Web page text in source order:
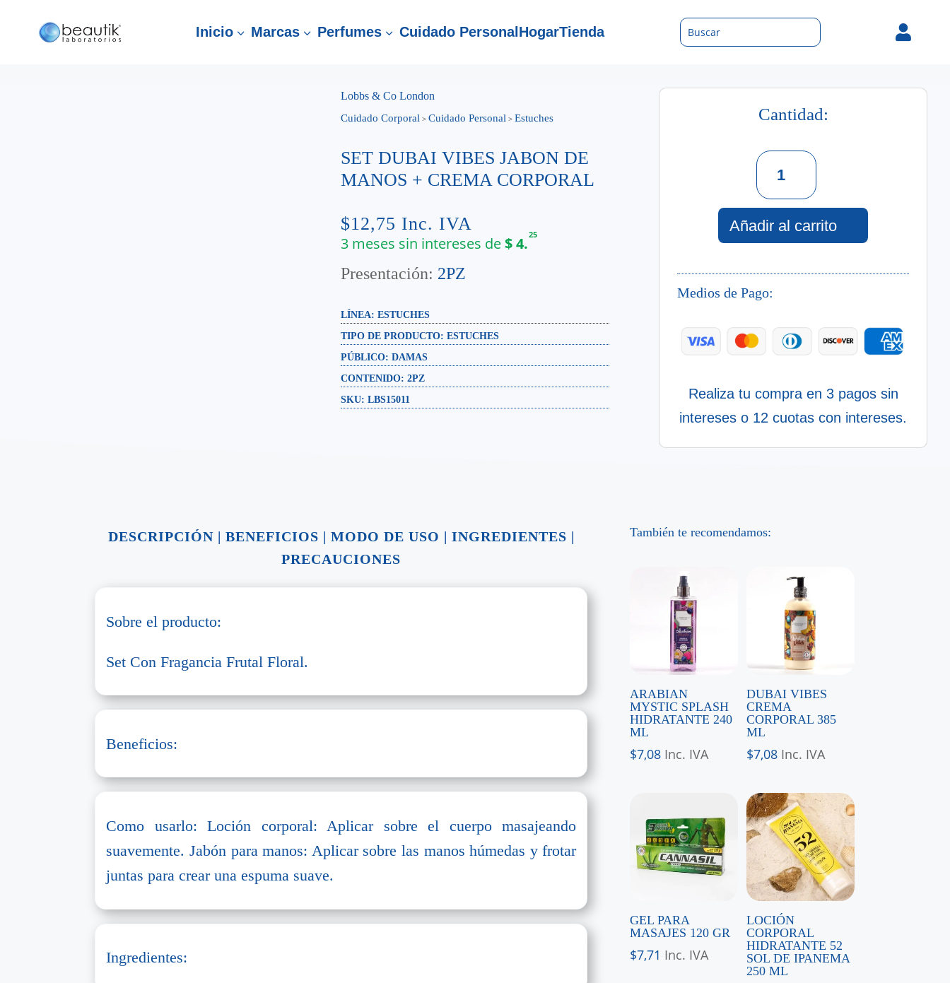
Inicio 3 Marcas 3 Perfumes 3 Cuidado Personal HogarTienda 
Lobbs & Co London
Cuidado Corporal >Cuidado Personal > Estuches
SET DUBAI VIBES JABON DE
MANOS + CREMA CORPORAL
$12,75 Inc. IVA
3 meses sin intereses de$4.25
Presentación: 2PZ
LÍNEA: ESTUCHES
TIPO DE PRODUCTO:ESTUCHES
PÚBLICO:DAMAS
CONTENIDO:2PZ
SKU: LBS15011
Cantidad:
Set
Dubai
Vibes
Jabon
De
Crema
Corporal
cantidad
Añadir al carrito
Medios de Pago:
Realiza tu compra en 3 pagos sin
intereses o 12 cuotas con intereses.
DESCRIPCIÓN| BENEFICIOS | MODO DE USO | INGREDIENTES |
PRECAUCIONES
Sobre el producto:
Set Con Fragancia Frutal Floral.
Beneficios:
Como usarlo: Loción corporal: Aplicar sobre el cuerpo masajeando
suavemente. Jabón para manos: Aplicar sobre las manos húmedas y frotar
juntas para crear una espuma suave.
Ingredientes:
También te recomendamos:
ARABIAN
MYSTIC SPLASH
HIDRATANTE 240
ML
$7,08 Inc. IVA
DUBAI VIBES
CREMA
CORPORAL 385
ML
$7,08 Inc. IVA
GEL PARA
MASAJES 120 GR
$7,71 Inc. IVA
LOCIÓN
CORPORAL
HIDRATANTE 52
SOL DE IPANEMA
250 ML